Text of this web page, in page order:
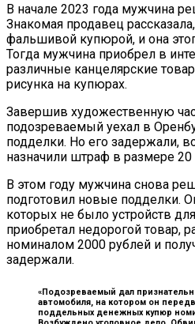
В начале 2023 года мужчина
Знакомая продавец
фальшивой купюрой, и она
Тогда мужчина приобрел в
различные канцелярские
рисунка на купюрах.
Завершив художественную
подозреваемый уехал в
подделки. Но его задержали,
назначили штраф в размере 20
В этом году мужчина снова
подготовил новые подделки.
которых не было устройств
приобретал недорогой товар,
номиналом 2000 рублей и
задержали.
«Подозреваемый дал
автомобиля, на котором он
поддельных денежных купюр